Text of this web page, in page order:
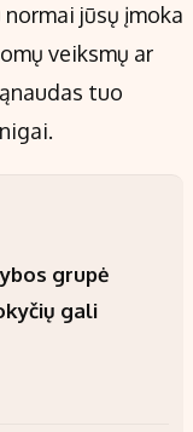
jūsų įmoka
veiksmų ar
tuo
grupė
gali